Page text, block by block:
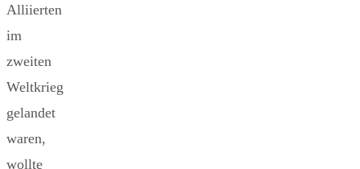
Alliierten
im
zweiten
Weltkrieg
gelandet
waren,
wollte